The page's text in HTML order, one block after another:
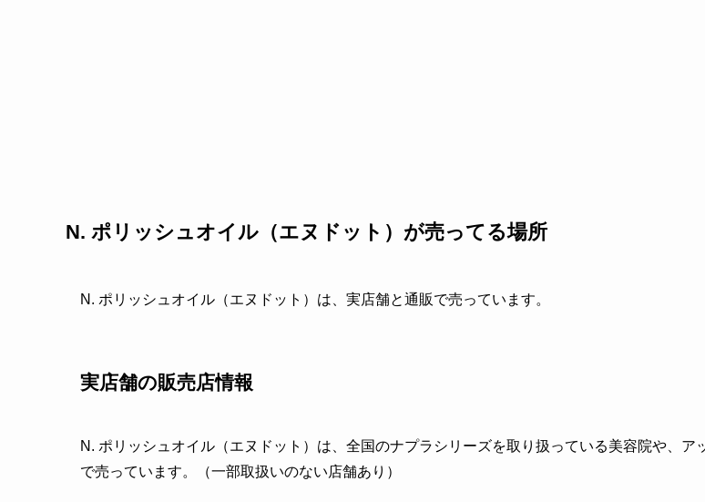
N. ポリッシュオイル（エヌドット）が売ってる場所
N. ポリッシュオイル（エヌドット）は、実店舗と通販で売っています。
実店舗の販売店情報
N. ポリッシュオイル（エヌドット）は、全国のナプラシリーズを取り扱っている美容院や、ア
で売っています。（一部取扱いのない店舗あり）